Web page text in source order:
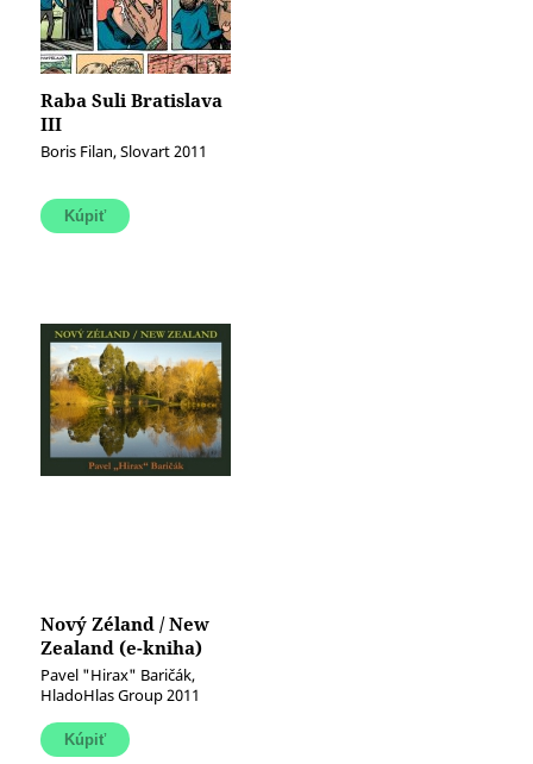
Raba Suli Bratislava
III
Boris Filan, Slovart 2011
Nový Zéland / New
Zealand (e-kniha)
Pavel "Hirax" Baričák,
HladoHlas Group 2011